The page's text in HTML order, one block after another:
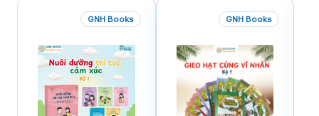
GNH Books GNH Books